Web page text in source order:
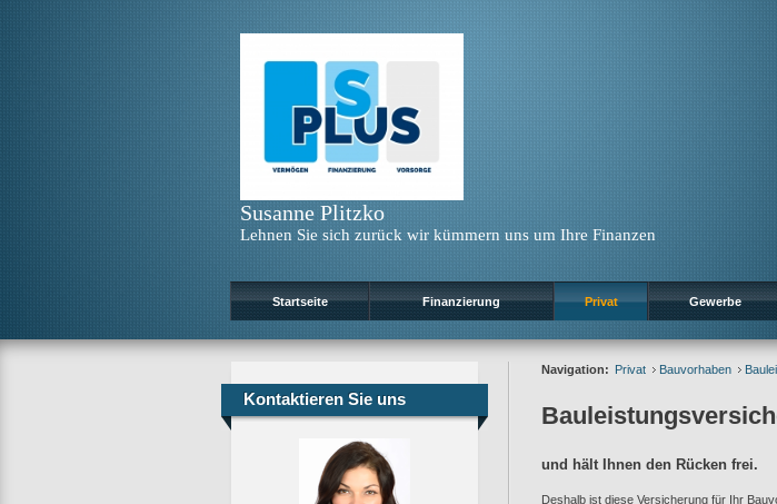
Susanne Plitzko
Lehnen Sie sich zurück wir kümmern uns um Ihre Finanzen
Startseite Finanzierung Privat Gewerbe
Kontaktieren Sie uns
Navigation: Privat Bauvorhaben
und hält Ihnen den Rücken frei.
Deshalb ist diese Versicherung für Ihr